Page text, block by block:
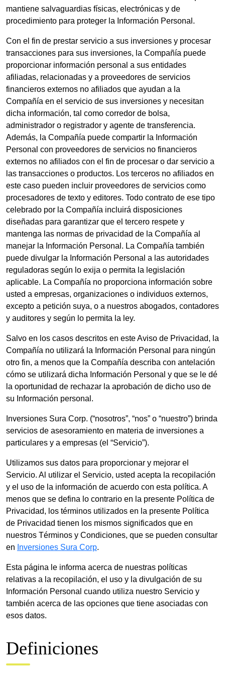
mantiene salvaguardias físicas, electrónicas y de
procedimiento para proteger la Información Personal.
Con el fin de prestar servicio a sus inversiones y procesar
transacciones para sus inversiones, la Compañía puede
proporcionar información personal a sus entidades
afiliadas, relacionadas y a proveedores de servicios
financieros externos no afiliados que ayudan a la
Compañía en el servicio de sus inversiones y necesitan
dicha información, tal como corredor de bolsa,
administrador o registrador y agente de transferencia.
Además, la Compañía puede compartir la Información
Personal con proveedores de servicios no financieros
externos no afiliados con el fin de procesar o dar servicio a
las transacciones o productos. Los terceros no afiliados en
este caso pueden incluir proveedores de servicios como
procesadores de texto y editores. Todo contrato de ese tipo
celebrado por la Compañía incluirá disposiciones
diseñadas para garantizar que el tercero respete y
mantenga las normas de privacidad de la Compañía al
manejar la Información Personal. La Compañía también
puede divulgar la Información Personal a las autoridades
reguladoras según lo exija o permita la legislación
aplicable. La Compañía no proporciona información sobre
usted a empresas, organizaciones o individuos externos,
excepto a petición suya, o a nuestros abogados, contadores
y auditores y según lo permita la ley.
Salvo en los casos descritos en este Aviso de Privacidad, la
Compañía no utilizará la Información Personal para ningún
otro fin, a menos que la Compañía describa con antelación
cómo se utilizará dicha Información Personal y que se le dé
la oportunidad de rechazar la aprobación de dicho uso de
su Información personal.
Inversiones Sura Corp. (“nosotros”, “nos” o “nuestro”) brinda
servicios de asesoramiento en materia de inversiones a
particulares y a empresas (el “Servicio”).
Utilizamos sus datos para proporcionar y mejorar el
Servicio. Al utilizar el Servicio, usted acepta la recopilación
y el uso de la información de acuerdo con esta política. A
menos que se defina lo contrario en la presente Política de
Privacidad, los términos utilizados en la presente Política
de Privacidad tienen los mismos significados que en
nuestros Términos y Condiciones, que se pueden consultar
en Inversiones Sura Corp.
Esta página le informa acerca de nuestras políticas
relativas a la recopilación, el uso y la divulgación de su
Información Personal cuando utiliza nuestro Servicio y
también acerca de las opciones que tiene asociadas con
esos datos.
Definiciones